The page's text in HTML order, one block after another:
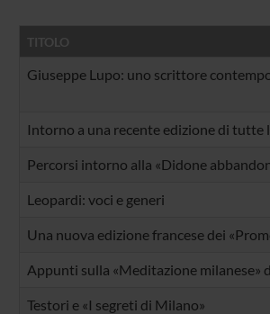
TITOLO
Giuseppe Lupo: uno scrittore
Intorno a una recente edizione di tutte
Percorsi intorno alla «Didone
Leopardi: voci e generi
Una nuova edizione francese dei
Appunti sulla «Meditazione milanese»
Testori e «I segreti di Milano»